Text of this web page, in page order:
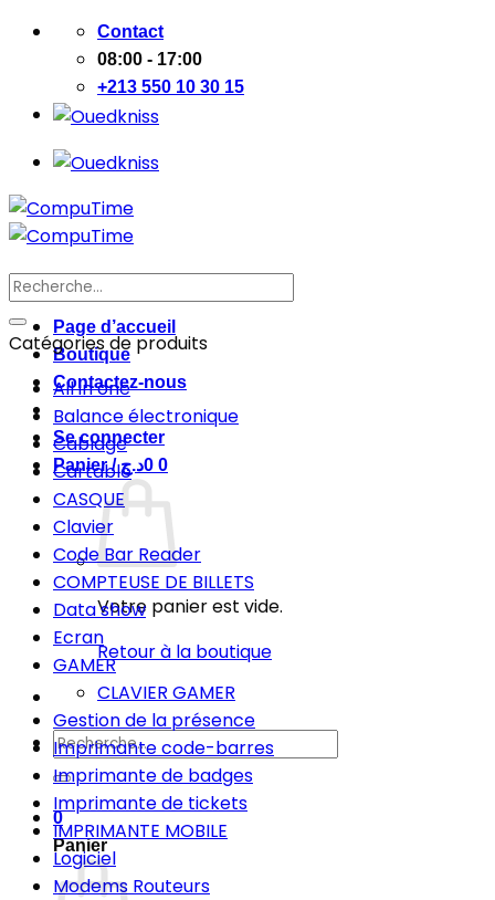
Passer
contenu
Contact
08:00 - 17:00
+213 550 10 30 15
Page d’accueil
Boutique
Contactez-nous
Se connecter
Panier /
0د.ج 0
Votre panier est vide.
Retour à la boutique
Recherche
pour :
0
Panier
Recherche
pour :
Catégories de produits
All in one
Balance électronique
Cablage
Cartable
CASQUE
Clavier
Code Bar Reader
COMPTEUSE DE BILLETS
Data show
Ecran
GAMER
CLAVIER GAMER
Gestion de la présence
Imprimante code-barres
Imprimante de badges
Imprimante de tickets
IMPRIMANTE MOBILE
Logiciel
Modems Routeurs